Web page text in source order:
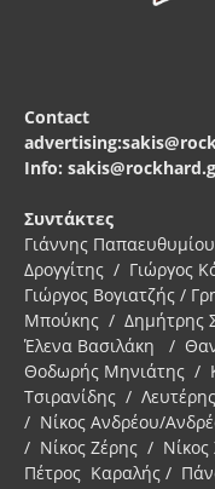
Contact
Info:
Συντάκτες
Γιάννης
Δρογγίτης / Γιώργος
Γιώργος Βογιατζής /
Μπούκης / Δημήτρης
Έλενα Βασιλάκη /
Θοδωρής Μηνιάτης /
Τσιρανίδης /
/ Νίκος Ανδρέου/
/ Νίκος Ζέρης /
Πέτρος Καραλής /